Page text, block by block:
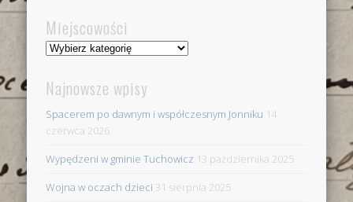
Miejscowości
Miejscowości
Najnowsze wpisy
Spacerem po dawnym i współczesnym Jonniku 14
czerwca 2026
Wypędzeni w gminie Tuchowicz 13 października 2025
Wojna w oczach dzieci 31 sierpnia 2025